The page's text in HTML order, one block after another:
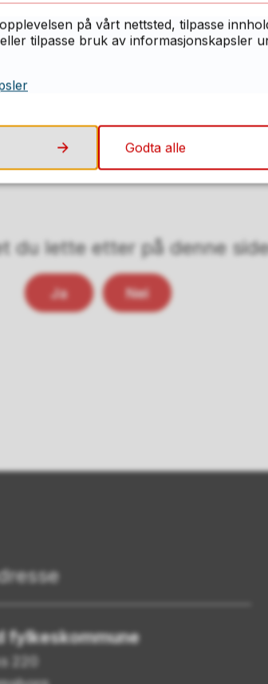
i Halden en krumtapp. Men
Gjellestad som
har nå offentliggjort at Gjellestad
du lette etter på denne
Ja Nei
fylkeskommune
220
på vårt nettsted, tilpasse
tilpasse bruk av informasjonskapsler
Godta alle